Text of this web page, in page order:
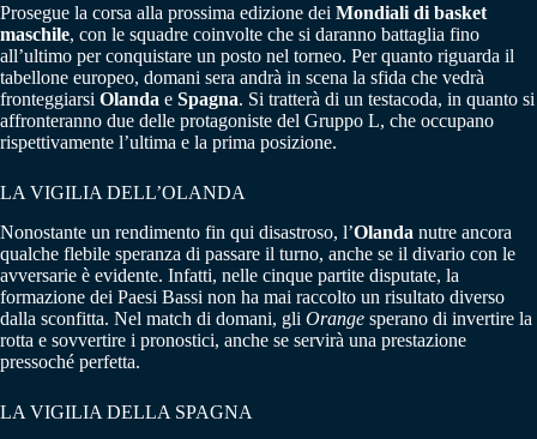
Prosegue la corsa alla prossima edizione dei Mondiali di basket
maschile, con le squadre coinvolte che si daranno battaglia fino
all’ultimo per conquistare un posto nel torneo. Per quanto riguarda il
tabellone europeo, domani sera andrà in scena la sfida che vedrà
fronteggiarsi Olanda e Spagna. Si tratterà di un testacoda, in quanto si
affronteranno due delle protagoniste del Gruppo L, che occupano
rispettivamente l’ultima e la prima posizione.
LA VIGILIA DELL’OLANDA
Nonostante un rendimento fin qui disastroso, l’Olanda nutre ancora
qualche flebile speranza di passare il turno, anche se il divario con le
avversarie è evidente. Infatti, nelle cinque partite disputate, la
formazione dei Paesi Bassi non ha mai raccolto un risultato diverso
dalla sconfitta. Nel match di domani, gli Orange sperano di invertire la
rotta e sovvertire i pronostici, anche se servirà una prestazione
pressoché perfetta.
LA VIGILIA DELLA SPAGNA